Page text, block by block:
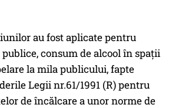
au fost aplicate pentru
consum de alcool în spații
la mila publicului, fapte
Legii nr.61/1991 (R) pentru
de încălcare a unor norme de